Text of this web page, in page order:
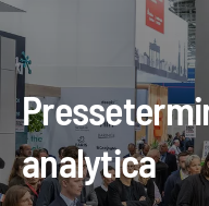
analytica